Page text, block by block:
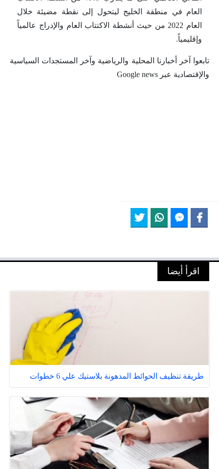
العام في منطقة الخليج ليتحول إلى نقطة مضيئة خلال
العام 2022 من حيث أنشطة الاكتتاب العام والإدراج عالمياً
وإقليمياً.
تابعوا آخر أخبارنا المحلية والرياضية وآخر المستجدات السياسية
والإقتصادية عبر Google news
اقرأ أيضا
طريقة تنظيف الحوائط المدهونة بلاستيك علي 6 خطوات